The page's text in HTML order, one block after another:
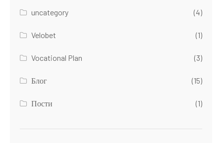
uncategory (4)
Velobet (1)
Vocational Plan (3)
Блог (15)
Пости (1)